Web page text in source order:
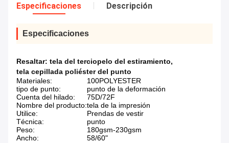
Especificaciones Descripción
Especificaciones
Resaltar: tela del terciopelo del estiramiento,
tela cepillada poliéster del punto
Materiales:
100POLYESTER
tipo de punto:
punto de la deformación
Cuenta del hilado:
75D/72F
Nombre del producto:tela de la impresión
Utilice:
Prendas de vestir
Técnica:
punto
Peso:
180gsm-230gsm
Ancho:
58/60"